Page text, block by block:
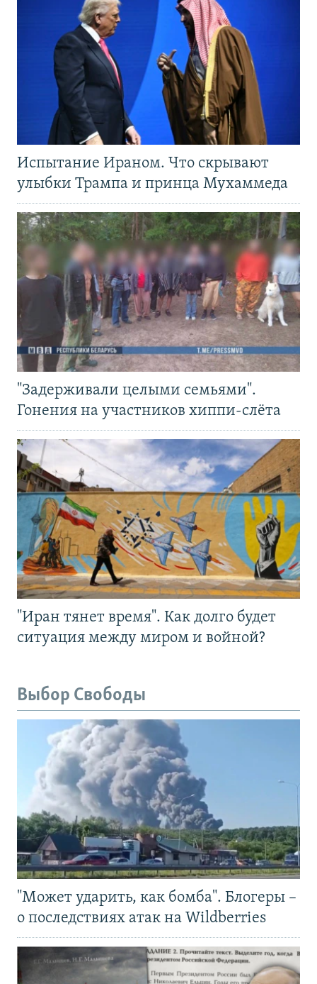
Испытание Ираном. Что скрывают
улыбки Трампа и принца Мухаммеда
"Задерживали целыми семьями".
Гонения на участников хиппи-слёта
"Иран тянет время". Как долго будет
ситуация между миром и войной?
Выбор Свободы
"Может ударить, как бомба". Блогеры –
о последствиях атак на Wildberries